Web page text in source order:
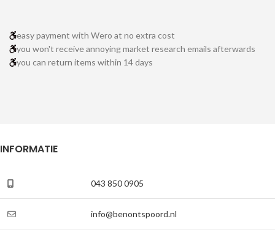
easy payment with Wero at no extra cost
you won't receive annoying market research emails afterwards
you can return items within 14 days
INFORMATIE
043 850 0905
info@benontspoord.nl